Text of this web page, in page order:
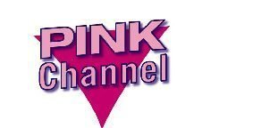
content